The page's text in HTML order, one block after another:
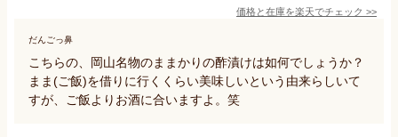
価格と在庫を楽天でチェック >>
だんごっ鼻
こちらの、岡山名物のままかりの酢漬けは如何でしょうか？
まま(ご飯)を借りに行くくらい美味しいという由来らしいて
すが、ご飯よりお酒に合いますよ。笑